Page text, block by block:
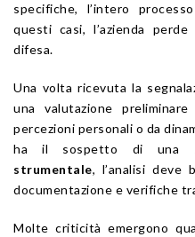
specifiche, l’intero
questi casi, l’azienda
difesa.
Una volta ricevuta la
una valutazione
percezioni personali o da
ha il sospetto di una
strumentale, l’analisi deve
documentazione e verifiche
Molte criticità emergono